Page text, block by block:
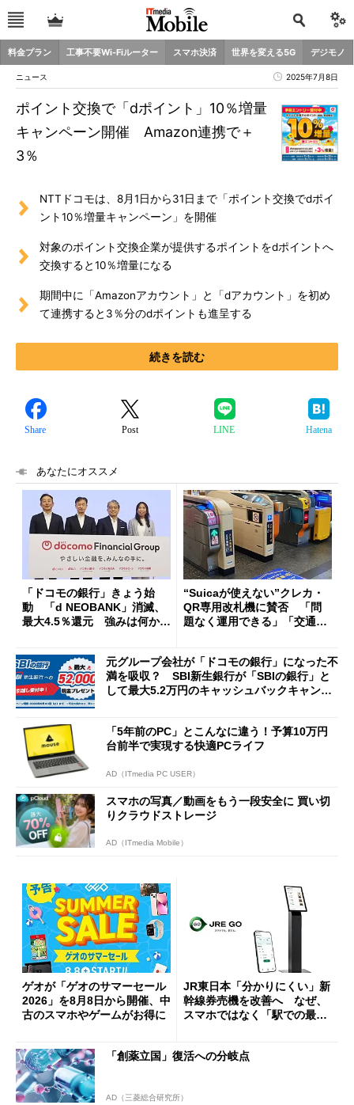
料金プラン 工事不要Wi-Fiルーター スマホ決済 世界を変える5G デジモノ
ニュース 2025年7月8日
ポイント交換で「dポイント」10％増量
キャンペーン開催 Amazon連携で＋
3％
NTTドコモは、8月1日から31日まで「ポイント交換でdポイ
ント10％増量キャンペーン」を開催
対象のポイント交換企業が提供するポイントをdポイントへ
交換すると10％増量になる
期間中に「Amazonアカウント」と「dアカウント」を初め
て連携すると3％分のdポイントも進呈する
続きを読む
Share Post LINE Hatena
あなたにオススメ
「ドコモの銀行」きょう始
動 「d NEOBANK」消滅、
最大4.5％還元 強みは何か解
“Suicaが使えない”クレカ・
QR専用改札機に賛否 「問
題なく運用できる」「交通系I
元グループ会社が「ドコモの銀行」になった不
満を吸収？ SBI新生銀行が「SBIの銀行」と
して最大5.2万円のキャッシュバックキャンペ
「5年前のPC」とこんなに違う！予算10万円
台前半で実現する快適PCライフ
AD（ITmedia PC USER）
スマホの写真／動画をもう一段安全に 買い切
りクラウドストレージ
AD（ITmedia Mobile）
ゲオが「ゲオのサマーセール
2026」を8月8日から開催、中
古のスマホやゲームがお得に
JR東日本「分かりにくい」新
幹線券売機を改善へ なぜ、
スマホではなく「駅での最短
「創薬立国」復活への分岐点
AD（三菱総合研究所）